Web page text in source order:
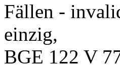
Fällen -
einzig,
BGE 122 V